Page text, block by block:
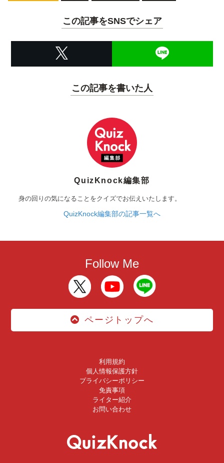
この記事をSNSでシェア
この記事を書いた人
QuizKnock編集部
身の回りの気になることをクイズでお伝えいたします。
QuizKnock編集部の記事一覧へ
Follow Me
ページトップへ
利用規約
個人情報保護方針
プライバシーポリシー
免責事項
ライター紹介
お問い合わせ